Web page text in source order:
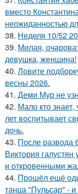
вместо
неожиданностью
38. Неделя 10/52
39. Милая,
девушка, женщина!
40. Ловите
весны 2026.
41. Деми Мур не
42. Мало кто
лет воспитывает
дочь.
43. После развода
Виктория
и откровенными
44. Прошёл ещё
танца "Пульсар" -